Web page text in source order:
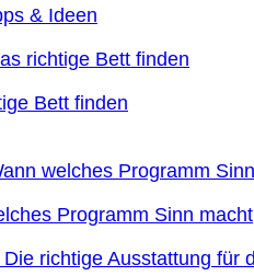
& Ideen
Bett finden
Programm Sinn macht